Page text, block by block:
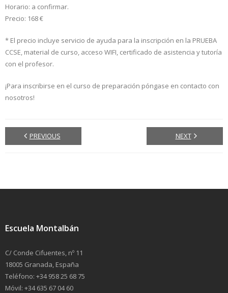
Horario: a confirmar.
Precio: 168 €
* El precio incluye servicio de ayuda para la inscripción en la PRUEBA
CCSE, material de curso, acceso WIFI, certificado de asistencia y tutoría
con el profesor.
¡Para inscribirse en el curso de preparación póngase en contacto con
nosotros!
PREVIOUS NEXT
Escuela Montalbán
C/ Conde Cifuentes, nº 11
18005 Granada, España
Teléfono: +34 958 25 68 75
Móvil: +34 635 67 04 60